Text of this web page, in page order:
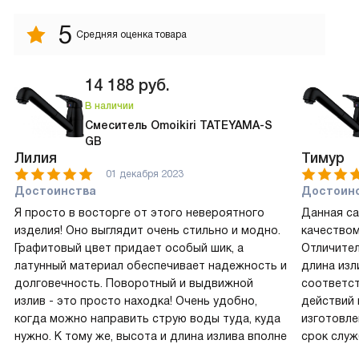
5 Средняя оценка товара
14 188 руб.
В наличии
Смеситель Omoikiri TATEYAMA-S
GB
Лилия
01 декабря 2023
Достоинства
Я просто в восторге от этого невероятного
изделия! Оно выглядит очень стильно и модно.
Графитовый цвет придает особый шик, а
латунный материал обеспечивает надежность и
долговечность. Поворотный и выдвижной
излив - это просто находка! Очень удобно,
когда можно направить струю воды туда, куда
нужно. К тому же, высота и длина излива вполне
Тимур
Данная сантехника просто поразила своим
длина
действий
срок